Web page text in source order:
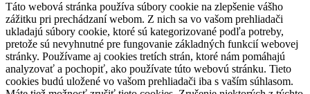
Táto webová stránka používa súbory cookie na zlepšenie vášho
zážitku pri prechádzaní webom. Z nich sa vo vašom prehliadači
ukladajú súbory cookie, ktoré sú kategorizované podľa potreby,
pretože sú nevyhnutné pre fungovanie základných funkcií webovej
stránky. Používame aj cookies tretích strán, ktoré nám pomáhajú
analyzovať a pochopiť, ako používate túto webovú stránku. Tieto
cookies budú uložené vo vašom prehliadači iba s vaším súhlasom.